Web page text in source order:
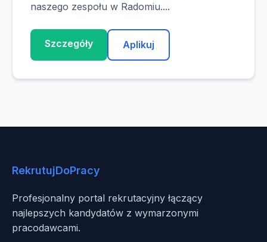
naszego zespołu w Radomiu....
Szczegóły Aplikuj
RekrutujDoPracy
Profesjonalny portal rekrutacyjny łączący
najlepszych kandydatów z wymarzonymi
pracodawcami.